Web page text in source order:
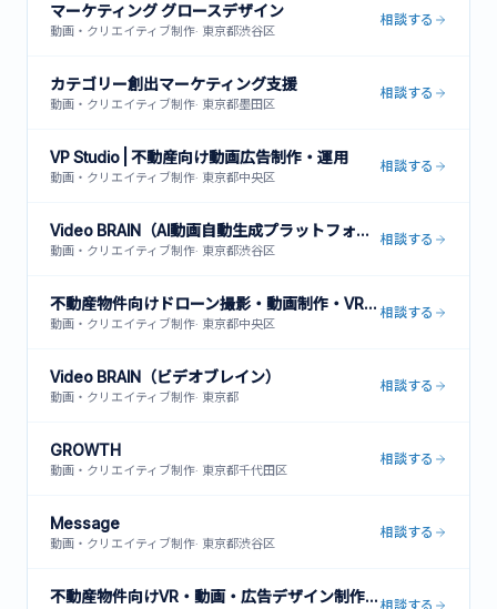
マーケティング グロースデザイン
動画・クリエイティブ制作· 東京都渋谷区
相談する
カテゴリー創出マーケティング支援
動画・クリエイティブ制作· 東京都墨田区
相談する
VP Studio | 不動産向け動画広告制作・運用
動画・クリエイティブ制作· 東京都中央区
相談する
Video BRAIN（AI動画自動生成プラットフォーム）
動画・クリエイティブ制作· 東京都渋谷区
相談する
不動産物件向けドローン撮影・動画制作・VR内見サービス
動画・クリエイティブ制作· 東京都中央区
相談する
Video BRAIN（ビデオブレイン）
動画・クリエイティブ制作· 東京都
相談する
GROWTH
動画・クリエイティブ制作· 東京都千代田区
相談する
Message
動画・クリエイティブ制作· 東京都渋谷区
相談する
不動産物件向けVR・動画・広告デザイン制作サービス 相談する